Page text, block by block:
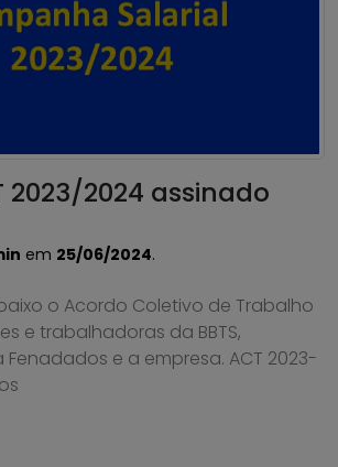
2023/2024 assinado
em 25/06/2024.
o Acordo Coletivo de Trabalho
e trabalhadoras da BBTS,
e a empresa. ACT 2023-